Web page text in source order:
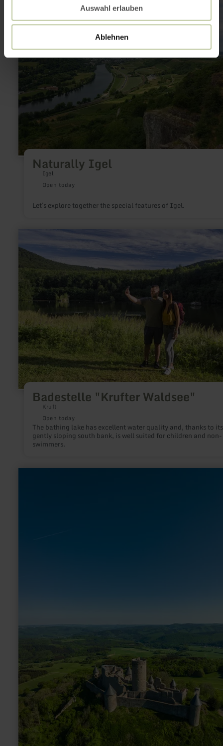
Auswahl erlauben
Ablehnen
Naturally Igel
Igel
Open today
Let´s explore together the special features of Igel.
Naturally
Badestelle "Krufter Waldsee"
Kruft
Open today
The bathing lake has excellent water quality and, thanks to its
gently sloping south bank, is well suited for children and non-
swimmers.
about:
Badestelle
Waldsee"